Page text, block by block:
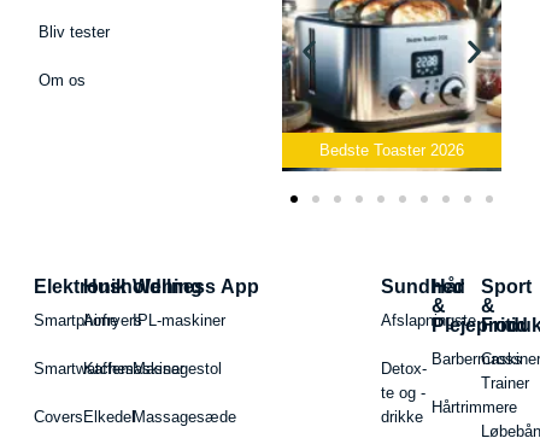
Bliv tester
Om os
Bedste Elkedel 2026
Elektronik
Smartphone
Smartwatches
Covers
Husholdning
Airfryers
Kaffemaskiner
Elkedel
Wellness App
IPL-maskiner
Massagestol
Massagesæde
Sundhed
Afslapningste
Detox-
te og -
drikke
Hår
&
Hårtrimmere
Sport
&
Fritid
Cross
Trainer